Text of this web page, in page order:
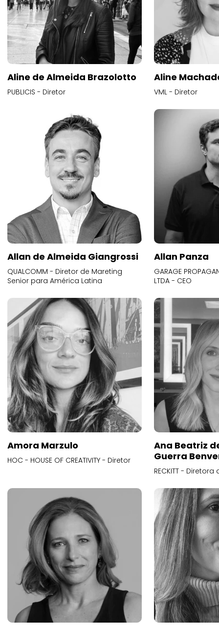
Aline de Almeida Brazolotto
PUBLICIS - Diretor
Aline
VML - Diretor
Allan de Almeida Giangrossi
QUALCOMM - Diretor de Mareting
Senior para América Latina
Allan Panza
GARAGE
LTDA - CEO
Amora Marzulo
HOC - HOUSE OF CREATIVITY - Diretor
Ana Beatriz
Guerra
RECKITT -